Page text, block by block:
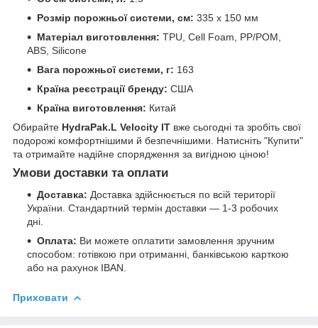
Розмір порожньої системи, см: 335 x 150 мм
Матеріал виготовлення: TPU, Cell Foam, PP/POM,
ABS, Silicone
Вага порожньої системи, г: 163
Країна реєстрації бренду: США
Країна виготовлення: Китай
Обирайте HydraPak.L Velocity IT вже сьогодні та зробіть свої
подорожі комфортнішими й безпечнішими. Натисніть "Купити"
та отримайте надійне спорядження за вигідною ціною!
Умови доставки та оплати
Доставка: Доставка здійснюється по всій території
України. Стандартний термін доставки — 1-3 робочих
дні.
Оплата: Ви можете оплатити замовлення зручним
способом: готівкою при отриманні, банківською карткою
або на рахунок IBAN.
Приховати